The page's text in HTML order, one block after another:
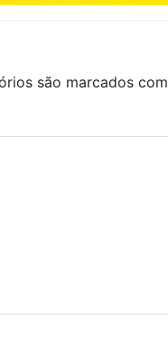
são marcados com